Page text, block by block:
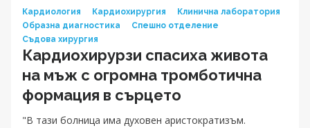
Кардиология
Кардиохирургия
Клинична лаборатория
Образна диагностика
Спешно отделение
Съдова хирургия
Кардиохирурзи спасиха живота
на мъж с огромна тромботична
формация в сърцето
"В тази болница има духовен аристократизъм.